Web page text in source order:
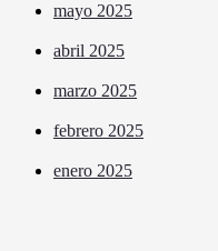
mayo 2025
abril 2025
marzo 2025
febrero 2025
enero 2025